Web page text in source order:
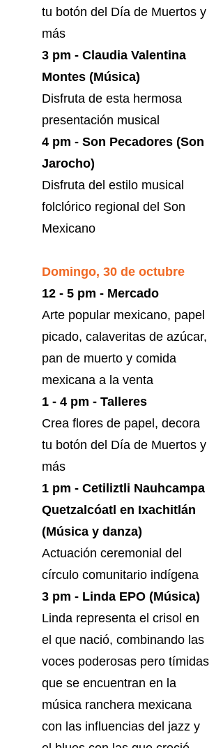
tu botón del Día de Muertos y
más
3 pm - Claudia Valentina
Montes (Música)
Disfruta de esta hermosa
presentación musical
4 pm - Son Pecadores (Son
Jarocho)
Disfruta del estilo musical
folclórico regional del Son
Mexicano
Domingo, 30 de octubre
12 - 5 pm - Mercado
Arte popular mexicano, papel
picado, calaveritas de azúcar,
pan de muerto y comida
mexicana a la venta
1 - 4 pm - Talleres
Crea flores de papel, decora
tu botón del Día de Muertos y
más
1 pm - Cetiliztli Nauhcampa
Quetzalcóatl en Ixachitlán
(Música y danza)
Actuación ceremonial del
círculo comunitario indígena
3 pm - Linda EPO (Música)
Linda representa el crisol en
el que nació, combinando las
voces poderosas pero tímidas
que se encuentran en la
música ranchera mexicana
con las influencias del jazz y